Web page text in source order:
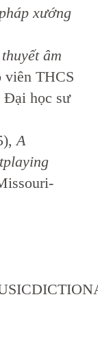
xướng
âm
viên THCS
Đại học sư
A